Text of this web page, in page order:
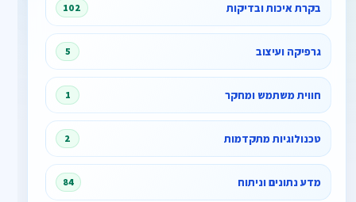
בקרת איכות ובדיקות 102
גרפיקה ועיצוב 5
חווית משתמש ומחקר 1
טכנולוגיות מתקדמות 2
מדע נתונים וניתוח 84